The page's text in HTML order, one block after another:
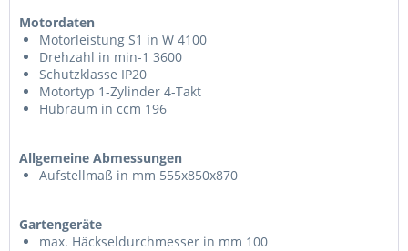
Motordaten
Motorleistung S1 in W 4100
Drehzahl in min-1 3600
Schutzklasse IP20
Motortyp 1-Zylinder 4-Takt
Hubraum in ccm 196
Allgemeine Abmessungen
Aufstellmaß in mm 555x850x870
Gartengeräte
max. Häckseldurchmesser in mm 100